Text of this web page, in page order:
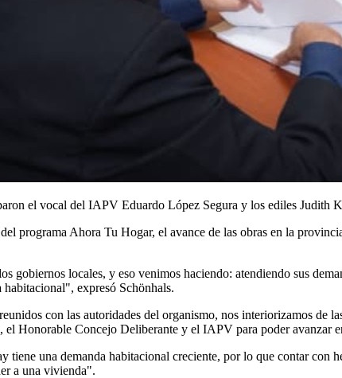
el vocal del IAPV Eduardo López Segura y los ediles Judith
programa Ahora Tu Hogar, el avance de las obras en la
gobiernos locales, y eso venimos haciendo: atendiendo sus
habitacional", expresó Schönhals.
con las autoridades del organismo, nos interiorizamos de
Honorable Concejo Deliberante y el IAPV para poder avanzar
una demanda habitacional creciente, por lo que contar con
a una vivienda".